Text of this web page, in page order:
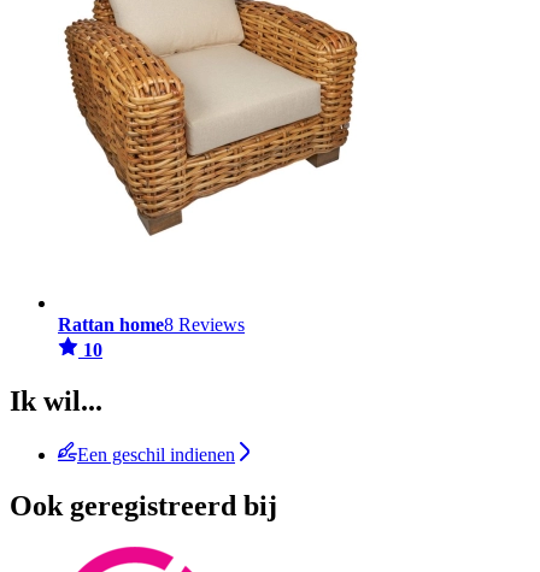
Rattan home8 Reviews
10
Ik wil...
Een geschil indienen
Ook geregistreerd bij